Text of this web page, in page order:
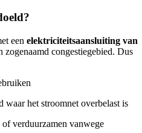
een elektriciteitsaansluiting van
zogenaamd congestiegebied. Dus
waar het stroomnet overbelast is
verduurzamen vanwege